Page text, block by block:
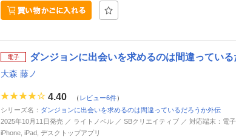
電子 ダンジョンに出会いを求めるのは間違ってい
大森 藤ノ
4.40 （ レビュー6件）
シリーズ名： ダンジョンに出会いを求めるのは間違っているだろうか外伝
2025年10月11日発売 ／ ライトノベル ／ SBクリエイティブ ／ 対応端末：電
iPhone, iPad, デスクトップアプリ